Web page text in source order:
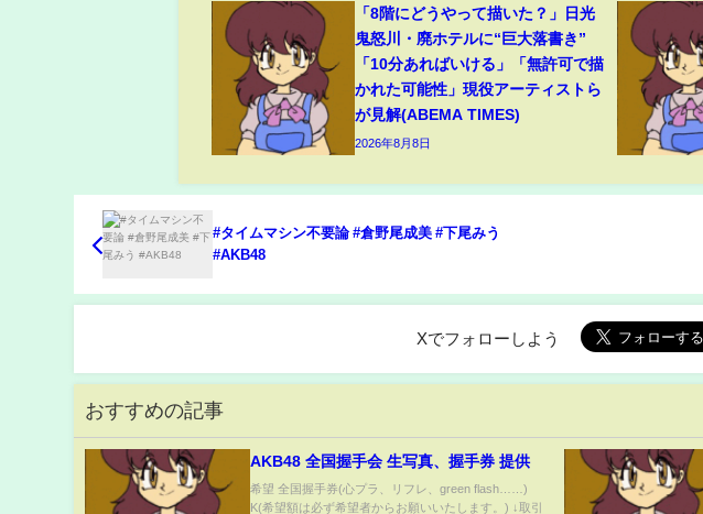
「8階にどうやって描いた？」日光
鬼怒川・廃ホテルに“巨大落書き”
「10分あればいける」「無許可で描
かれた可能性」現役アーティストら
が見解(ABEMA TIMES)
2026年8月8日
#タイムマシン不要論 #倉野尾成美 #下尾みう
#AKB48
Xでフォローしよう
おすすめの記事
AKB48 全国握手会 生写真、握手券 提供
希望 全国握手券(心プラ、リフレ、green flash……)
K(希望額は必ず希望者からお願いいたします。) ↓取引